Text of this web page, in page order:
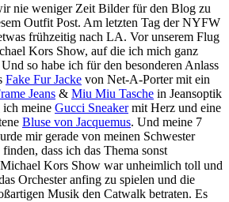
nie weniger Zeit Bilder für den Blog zu
Outfit Post. Am letzten Tag der NYFW
frühzeitig nach LA. Vor unserem Flug
Kors Show, auf die ich mich ganz
so habe ich für den besonderen Anlass
Fake Fur Jacke von Net-A-Porter mit ein
Jeans & Miu Miu Tasche in Jeansoptik
meine Gucci Sneakermit Herz und eine
Bluse von Jacquemus. Und meine 7
mir gerade von meinen Schwester
dass ich das Thema sonst
Kors Show war unheimlich toll und
Orchester anfing zu spielen und die
Musik den Catwalk betraten. Es